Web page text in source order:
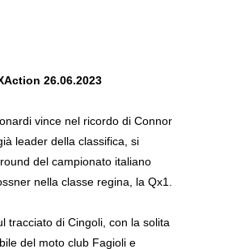
26.06.2023
vince nel ricordo di Connor
leader della classifica, si
del campionato italiano
nella classe regina, la Qx1.
tracciato di Cingoli, con la solita
del moto club Fagioli e